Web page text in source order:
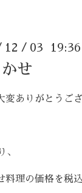
12 / 03 19:36
せ
変ありがとうござ
、
料理の価格を税